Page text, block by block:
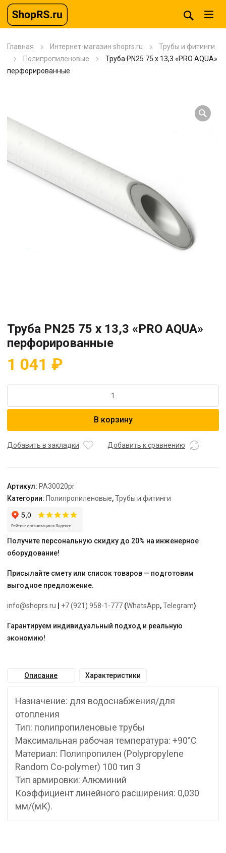
Главная Интернет-магазин shoprs.ru
Трубы и фитинги
Полипропиленовые
Труба PN25 75 x 13,3 «PRO AQUA»
перфорированные
Труба PN25 75 x 13,3 «PRO AQUA»
перфорированные
1 041 ₽
Труба
x
перфорированные
В корзину
Добавить в закладки Добавить к сравнению
Артикул: PA30020pr
Категории: Полипропиленовые,Трубы и фитинги
Получите персональную скидку до 20% на инженерное
оборудование!
Присылайте смету или список товаров — подготовим
выгодное предложение.
info@shoprs.ru +7 (921) 958-1-777 (WhatsApp,Telegram)
Гарантируем индивидуальный подход и реальную
экономию!
Описание Характеристики
Назначение: для водоснабжения/для
отопления
Тип: полипропиленовые трубы
Максимальная рабочая температура: +90°С
Материал: Полипропилен (Polypropylene
Random Co-polymer) 100 тип 3
Тип армировки: Алюминий
Коэффициент линейного расширения: 0,030
мм/(мК).